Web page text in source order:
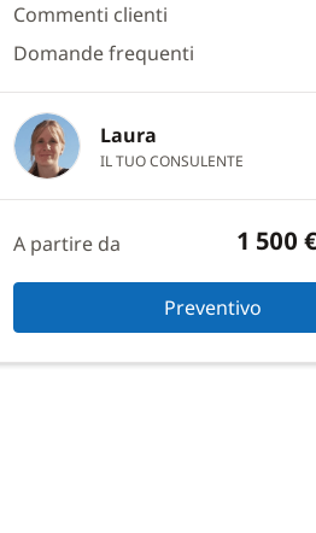
Commenti clienti
Domande frequenti
Laura
IL TUO CONSULENTE
A partire da 1 500
Preventivo